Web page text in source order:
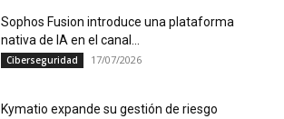
Sophos Fusion introduce una plataforma
nativa de IA en el canal...
Ciberseguridad 17/07/2026
Kymatio expande su gestión de riesgo